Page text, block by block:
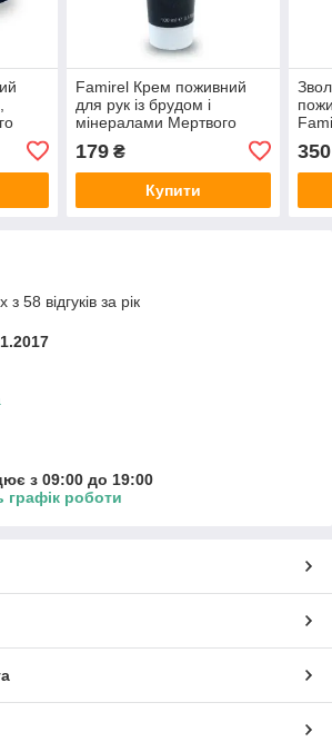
Famirel Крем поживний
для рук із брудом і
мінералами Мертвого
моря, 100 мл, арт: 085069
179₴
Купити
350
58 відгуків за рік
з 09:00 до 19:00
графік роботи